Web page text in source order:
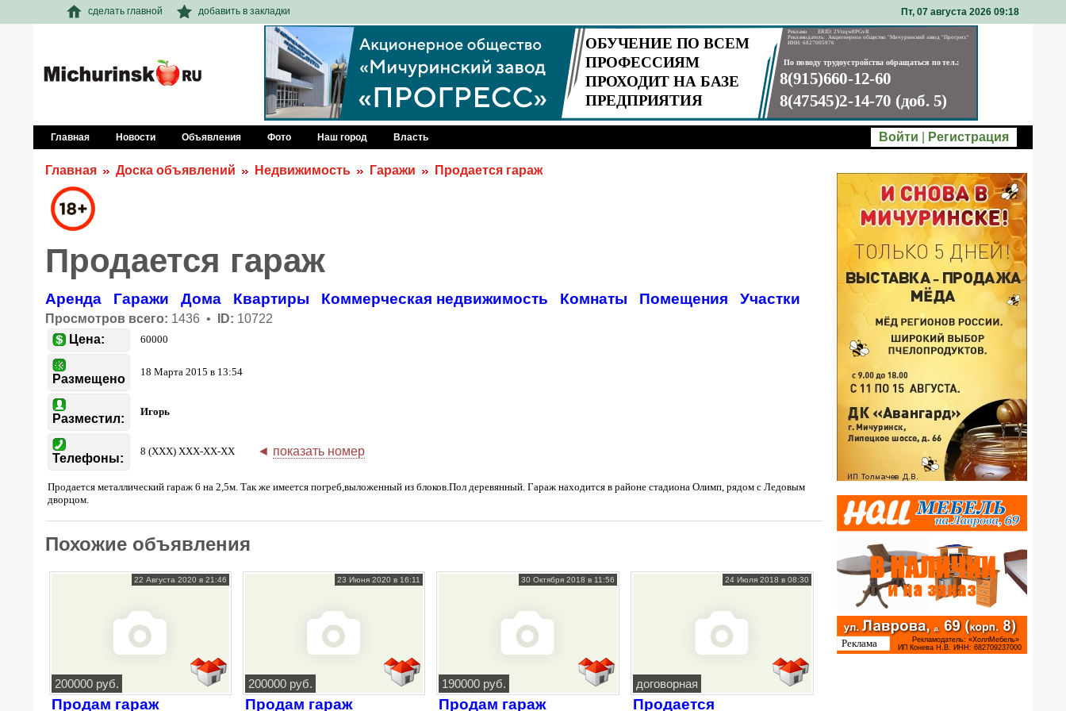
сделать главной добавить в закладки Пт, 07 августа 2026 09 18
Главная Новости Объявления Фото Наш город Власть Войти Регистрация
Главная Доска объявлений Недвижимость Гаражи Продается гараж
Продается гараж
Аренда Гаражи Дома Квартиры Коммерческая недвижимость Комнаты Помещения Участки
Просмотров всего: 1436 • ID: 10722
Цена:
60000
Размещено
18 Марта 2015 в 13:54
Разместил:
Игорь
Телефоны:
8 (XXX) XXX-XX-XX ◄ показать номер
Продается металлический гараж 6 на 2,5м. Так же имеется погреб,выложенный из блоков.Пол деревянный. Гараж находится в районе стадиона Олимп, рядом с Ледовым
дворцом.
Похожие объявления
22 Августа 2020 в 21:46
200000 руб.
Продам гараж
23 Июня 2020 в 16:11
200000 руб.
Продам гараж
30 Октября 2018 в 11:56
190000 руб.
Продам гараж
24 Июля 2018 в 08:30
договорная
Продается